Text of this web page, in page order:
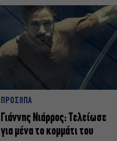
ΠΡΟΣΩΠΑ
Γιάννης Νιάρρος: Τελείωσε
για μένα το κομμάτι του